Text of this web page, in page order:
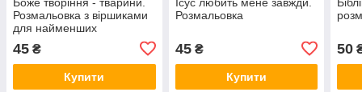
Розмальовка з віршиками
для найменших
45 ₴
Купити
Розмальовка
45₴
Купити
50